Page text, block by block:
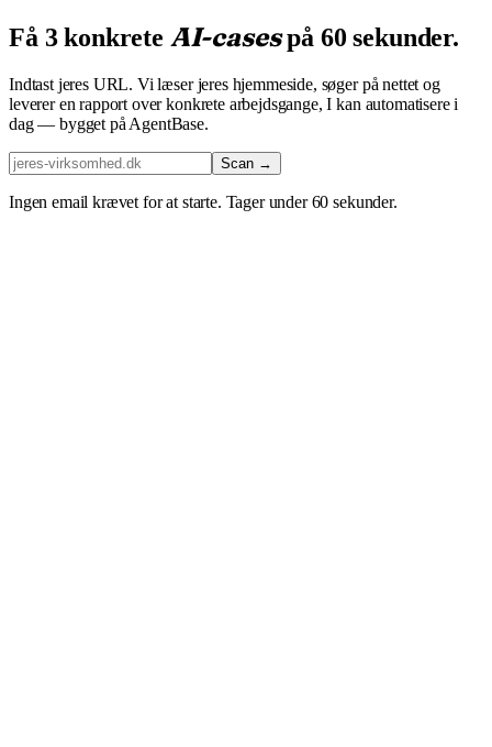
Få 3 konkrete AI-casespå 60 sekunder.
Indtast jeres URL. Vi læser jeres hjemmeside, søger på nettet og
leverer en rapport over konkrete arbejdsgange, I kan automatisere i
dag — bygget på AgentBase.
Scan →
Ingen email krævet for at starte. Tager under 60 sekunder.